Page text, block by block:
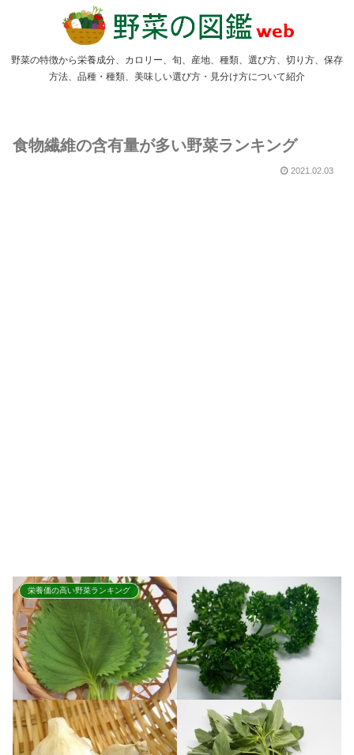
野菜の特徴から栄養成分、カロリー、旬、産地、種類、選び方、切り方、保存
方法、品種・種類、美味しい選び方・見分け方について紹介
食物繊維の含有量が多い野菜ランキング
2021.02.03
栄養価の高い野菜ランキング